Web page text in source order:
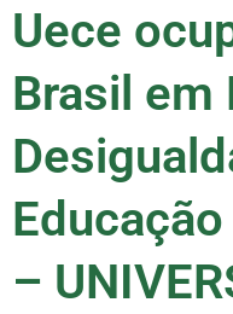
Uece
Brasil em
–